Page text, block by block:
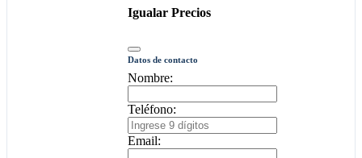
Igualar Precios
Datos de contacto
Nombre:
Teléfono:
Email: